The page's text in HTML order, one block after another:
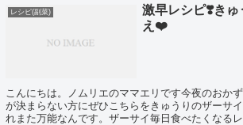
レシピ(副菜)
激早レシピ❣️きゅ
え❤️
こんにちは。ノムリエのママエリです今夜のおか
が決まらない方にぜひこちらをきゅうりのザーサ
れまた万能なんです。ザーサイ毎日食べたくなるレ